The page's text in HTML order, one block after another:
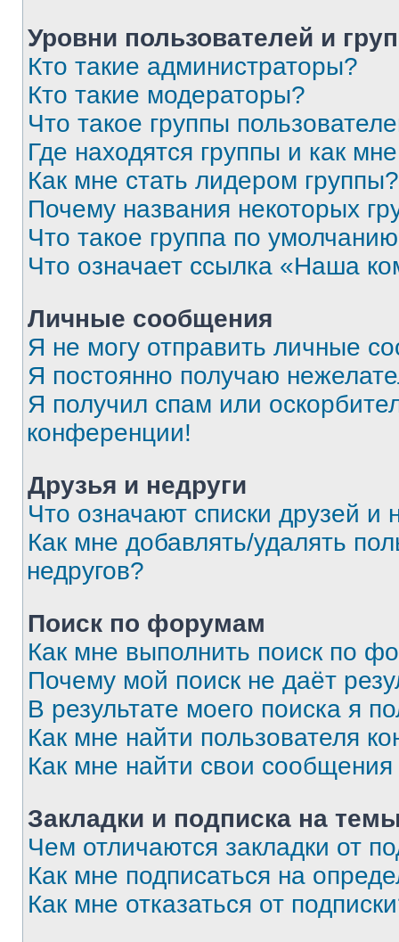
Уровни пользователей и
Кто такие администраторы?
Кто такие модераторы?
Что такое группы
Где находятся группы и как
Как мне стать лидером группы?
Почему названия некоторых
Что такое группа по
Что означает ссылка «Наша
Личные сообщения
Я не могу отправить личные
Я постоянно получаю
Я получил спам или
конференции!
Друзья и недруги
Что означают списки друзей и
Как мне добавлять/удалять
недругов?
Поиск по форумам
Как мне выполнить поиск по
Почему мой поиск не даёт
В результате моего поиска я
Как мне найти пользователя
Как мне найти свои
Закладки и подписка на
Чем отличаются закладки от
Как мне подписаться на
Как мне отказаться от